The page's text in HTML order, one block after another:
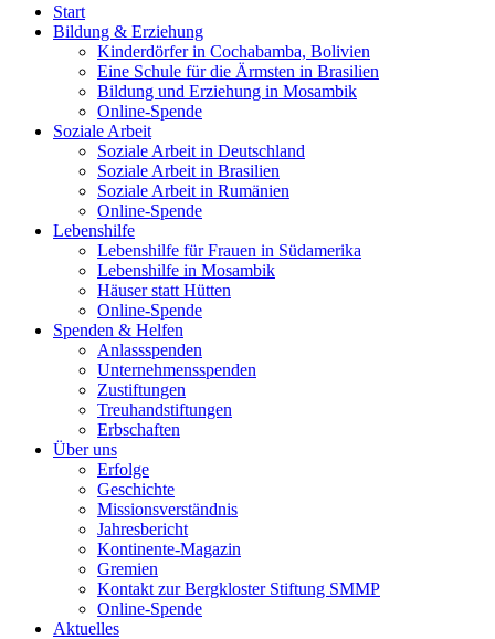
Start
Bildung & Erziehung
Kinderdörfer in Cochabamba, Bolivien
Eine Schule für die Ärmsten in Brasilien
Bildung und Erziehung in Mosambik
Online-Spende
Soziale Arbeit
Soziale Arbeit in Deutschland
Soziale Arbeit in Brasilien
Soziale Arbeit in Rumänien
Online-Spende
Lebenshilfe
Lebenshilfe für Frauen in Südamerika
Lebenshilfe in Mosambik
Häuser statt Hütten
Online-Spende
Spenden & Helfen
Anlassspenden
Unternehmensspenden
Zustiftungen
Treuhandstiftungen
Erbschaften
Über uns
Erfolge
Geschichte
Missionsverständnis
Jahresbericht
Kontinente-Magazin
Gremien
Kontakt zur Bergkloster Stiftung SMMP
Online-Spende
Aktuelles